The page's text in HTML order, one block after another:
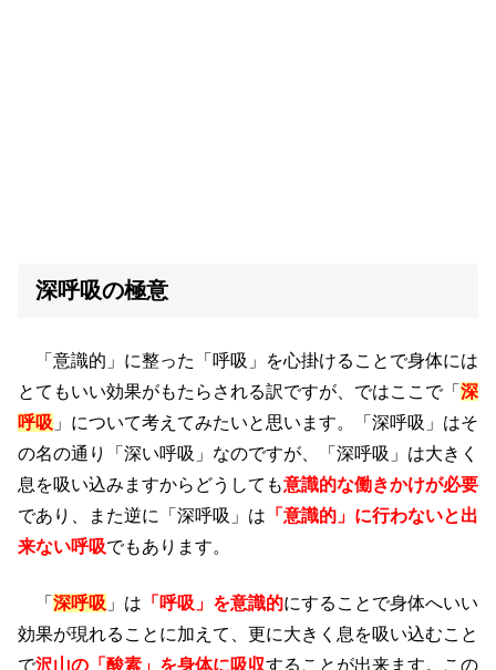
深呼吸の極意
「意識的」に整った「呼吸」を心掛けることで身体には
とてもいい効果がもたらされる訳ですが、ではここで「 深
呼吸 」について考えてみたいと思います。「深呼吸」はそ
の名の通り「深い呼吸」なのですが、「深呼吸」は大きく
息を吸い込みますからどうしても意識的な働きかけが必要
であり、また逆に「深呼吸」は 「意識的」に行わないと出
来ない呼吸でもあります。
「 深呼吸 」は 「呼吸」を意識的にすることで身体へいい
効果が現れることに加えて、更に大きく息を吸い込むこと
で沢山の「酸素」を身体に吸収することが出来ます。この